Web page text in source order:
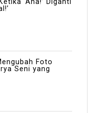
Foto
Seni yang